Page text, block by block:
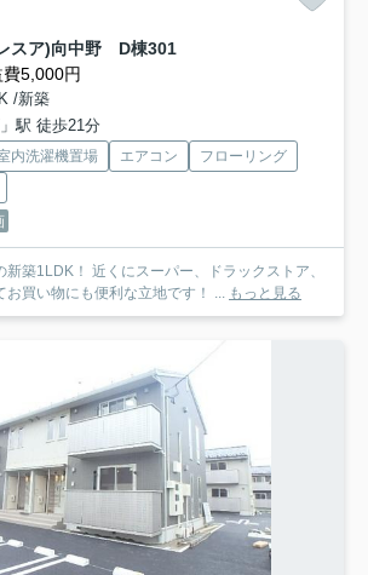
スア)向中野 D棟301
5,000円
/新築
駅 徒歩21分
内洗濯機置場 エアコン
フローリング
パー、ドラックストア、
お買い物にも便利な立地です！ ... もっと見る